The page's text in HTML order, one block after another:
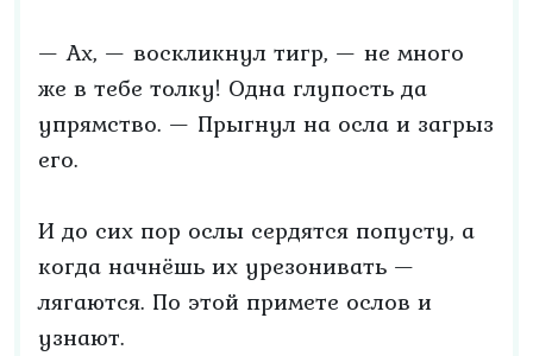
— Ах, — воскликнул тигр, — не много
же в тебе толку! Одна глупость да
упрямство. — Прыгнул на осла и загрыз
его.
И до сих пор ослы сердятся попусту, а
когда начнёшь их урезонивать —
лягаются. По этой примете ослов и
узнают.